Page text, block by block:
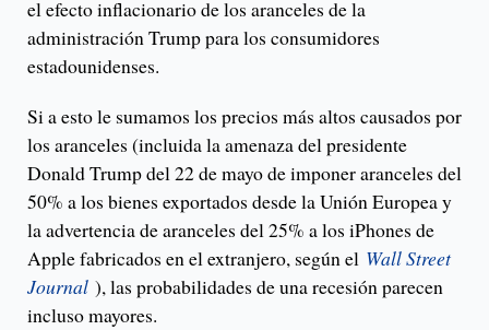
el efecto inflacionario de los aranceles de la
administración Trump para los consumidores
estadounidenses.
Si a esto le sumamos los precios más altos causados ​​por
los aranceles (incluida la amenaza del presidente
Donald Trump del 22 de mayo de imponer aranceles del
50% a los bienes exportados desde la Unión Europea y
la advertencia de aranceles del 25% a los iPhones de
Apple fabricados en el extranjero, según el Wall Street
Journal ), las probabilidades de una recesión parecen
incluso mayores.